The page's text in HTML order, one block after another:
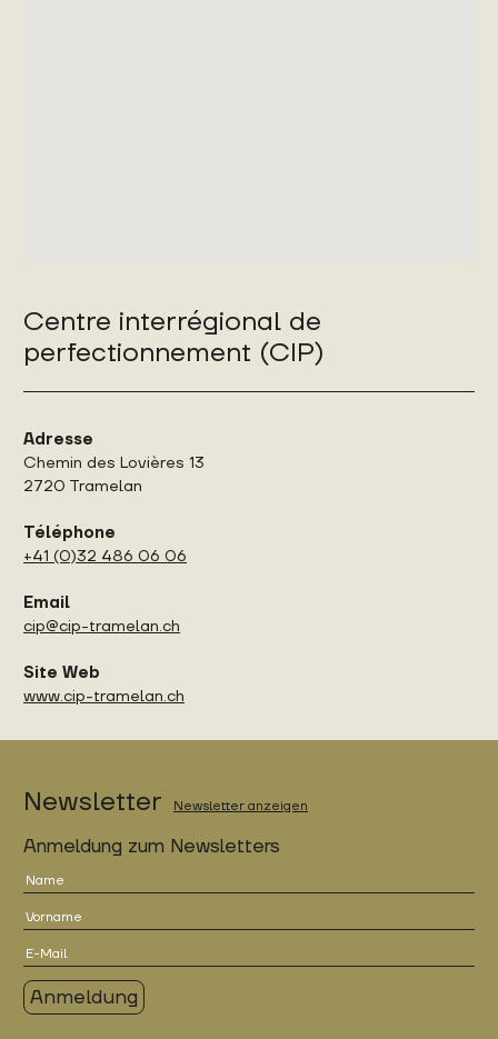
Centre interrégional de
perfectionnement (CIP)
Adresse
Chemin des Lovières 13
2720 Tramelan
Téléphone
+41 (0)32 486 06 06
Email
cip@cip-tramelan.ch
Site Web
www.cip-tramelan.ch
Newsletter Newsletter anzeigen
Anmeldung zum Newsletters